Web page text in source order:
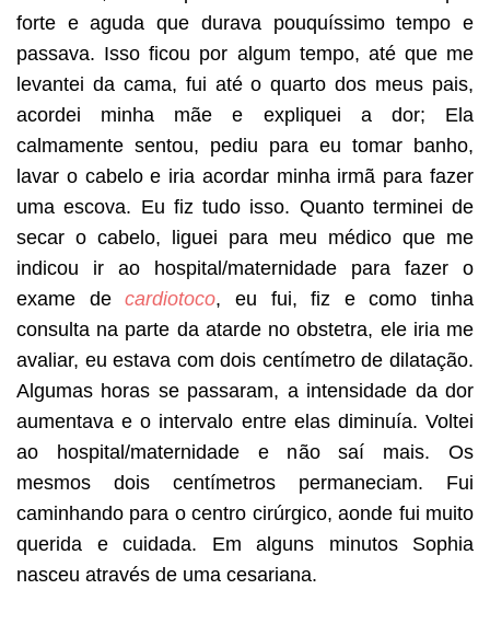
forte e aguda que durava pouquíssimo tempo e
passava. Isso ficou por algum tempo, até que me
levantei da cama, fui até o quarto dos meus pais,
acordei minha mãe e expliquei a dor; Ela
calmamente sentou, pediu para eu tomar banho,
lavar o cabelo e iria acordar minha irmã para fazer
uma escova. Eu fiz tudo isso. Quanto terminei de
secar o cabelo, liguei para meu médico que me
indicou ir ao hospital/maternidade para fazer o
exame decardiotoco, eu fui, fiz e como tinha
consulta na parte da atarde no obstetra, ele iria me
avaliar, eu estava com dois centímetro de dilatação.
Algumas horas se passaram, a intensidade da dor
aumentava e o intervalo entre elas diminuía. Voltei
ao hospital/maternidade e não saí mais. Os
mesmos dois centímetros permaneciam. Fui
caminhando para o centro cirúrgico, aonde fui muito
querida e cuidada. Em alguns minutos Sophia
nasceu através de uma cesariana.